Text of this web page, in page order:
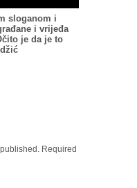
sloganom i
i vrijeđa
je da je to
Required